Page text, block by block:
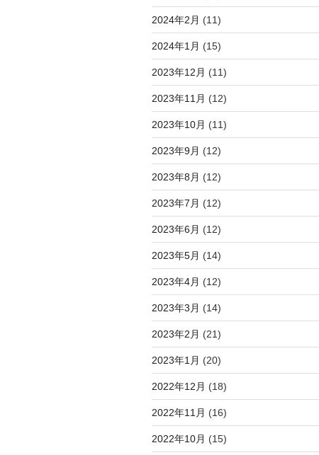
2024年2月 (11)
2024年1月 (15)
2023年12月 (11)
2023年11月 (12)
2023年10月 (11)
2023年9月 (12)
2023年8月 (12)
2023年7月 (12)
2023年6月 (12)
2023年5月 (14)
2023年4月 (12)
2023年3月 (14)
2023年2月 (21)
2023年1月 (20)
2022年12月 (18)
2022年11月 (16)
2022年10月 (15)